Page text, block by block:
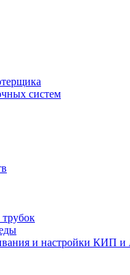
систем
и настройки КИП и